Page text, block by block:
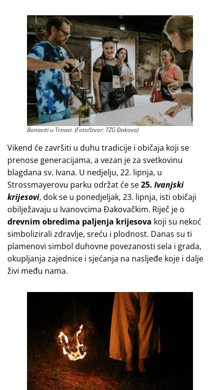
Bonaviti u Trnavi. (Foto/Izvor: TZG Đakova)
Vikend će završiti u duhu tradicije i običaja koji se
prenose generacijama, a vezan je za svetkovinu
blagdana sv. Ivana. U nedjelju, 22. lipnja, u
Strossmayerovu parku održat će se25. Ivanjski
krijesovi, dok se u ponedjeljak, 23. lipnja, isti običaji
obilježavaju u Ivanovcima Đakovačkim. Riječ je o
drevnim obredima paljenja krijesova koji su nekoć
simbolizirali zdravlje, sreću i plodnost. Danas su ti
plamenovi simbol duhovne povezanosti sela i grada,
okupljanja zajednice i sjećanja na nasljeđe koje i dalje
živi među nama.